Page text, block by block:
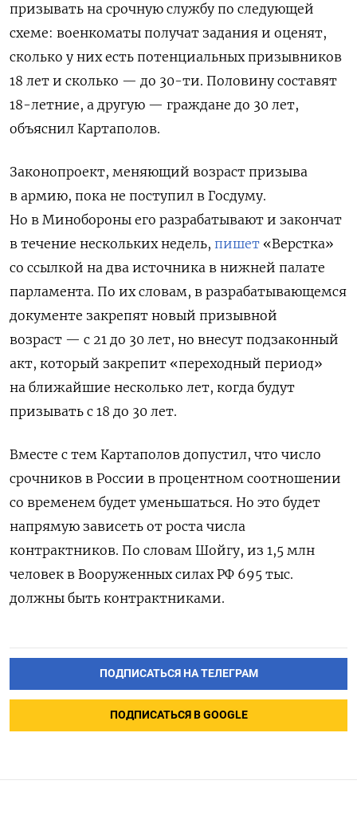
Подписывайтесь на The Moscow
Times в Telegram —
@moscowtimes_ru
ПОДПИСАТЬСЯ
призывать на срочную службу по следующей
схеме: военкоматы получат задания и оценят,
сколько у них есть потенциальных призывников
18 лет и сколько — до 30-ти. Половину составят
18-летние, а другую — граждане до 30 лет,
объяснил Картаполов.
Законопроект, меняющий возраст призыва
в армию, пока не поступил в Госдуму.
Но в Минобороны его разрабатывают и закончат
в течение нескольких недель, пишет «Верстка»
со ссылкой на два источника в нижней палате
парламента. По их словам, в разрабатывающемся
документе закрепят новый призывной
возраст — с 21 до 30 лет, но внесут подзаконный
акт, который закрепит «переходный период»
на ближайшие несколько лет, когда будут
призывать с 18 до 30 лет.
Вместе с тем Картаполов допустил, что число
срочников в России в процентном соотношении
со временем будет уменьшаться. Но это будет
напрямую зависеть от роста числа
контрактников. По словам Шойгу, из 1,5 млн
человек в Вооруженных силах РФ 695 тыс.
должны быть контрактниками.
ПОДПИСАТЬСЯ НА ТЕЛЕГРАМ
ПОДПИСАТЬСЯ В GOOGLE